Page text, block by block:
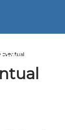
eventual